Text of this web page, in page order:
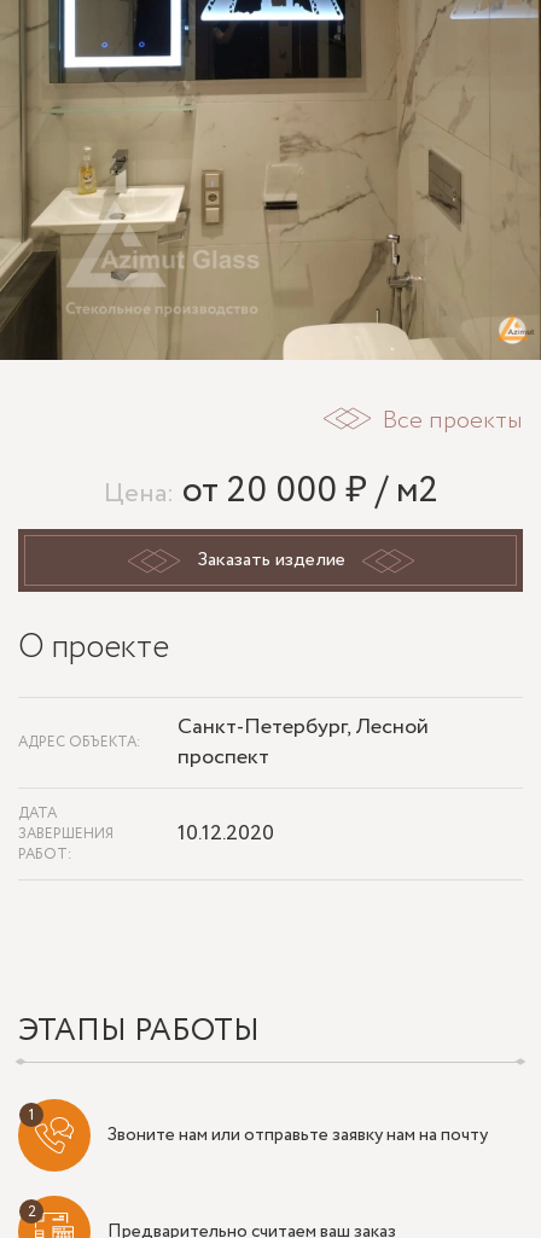
Все проекты
Цена: от 20 000 ₽ / м2
Заказать изделие
О проекте
АДРЕС ОБЪЕКТА:
Санкт-Петербург, Лесной
проспект
ДАТА
ЗАВЕРШЕНИЯ
РАБОТ:
10.12.2020
ЭТАПЫ РАБОТЫ
Звоните нам или отправьте заявку нам на почту
Предварительно считаем ваш заказ